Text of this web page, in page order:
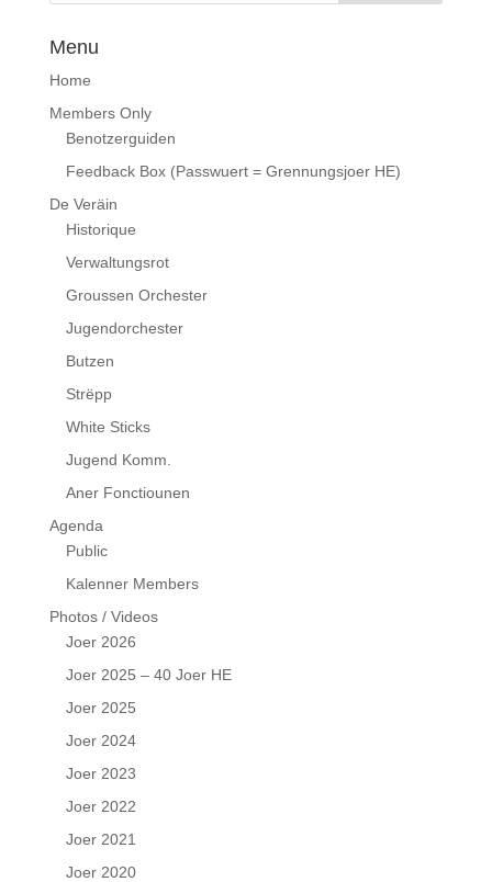
Menu
Home
Members Only
Benotzerguiden
Feedback Box (Passwuert = Grennungsjoer HE)
De Veräin
Historique
Verwaltungsrot
Groussen Orchester
Jugendorchester
Butzen
Strëpp
White Sticks
Jugend Komm.
Aner Fonctiounen
Agenda
Public
Kalenner Members
Photos / Videos
Joer 2026
Joer 2025 – 40 Joer HE
Joer 2025
Joer 2024
Joer 2023
Joer 2022
Joer 2021
Joer 2020